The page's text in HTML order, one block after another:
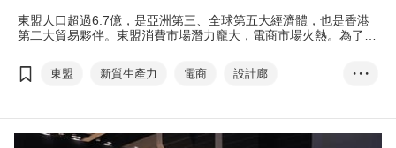
東盟人口超過6.7億，是亞洲第三、全球第五大經濟體，也是香港
第二大貿易夥伴。東盟消費市場潛力龐大，電商市場火熱。為了讓
進行了全新的「東盟電商機遇：消費行為與香港產品定位」研究，
對東盟網購市場作多個角度分析。本局旗下的「香港．設計廊」網
東盟 新質生產力 電商
設計廊
• • •